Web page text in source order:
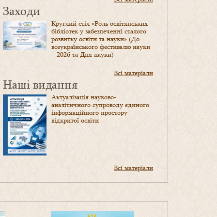
Заходи
Круглий стіл «Роль освітянських
бібліотек у забезпеченні сталого
розвитку освіти та науки» (До
всеукраїнського фестивалю науки
– 2026 та Дня науки)
Всі матеріали
Наші видання
Актуалізація науково-
аналітичного супроводу єдиного
інформаційного простору
відкритої освіти
Всі матеріали